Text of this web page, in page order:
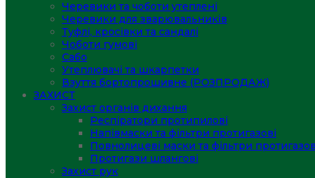
Черевики та чоботи утеплені
Черевики для зварювальників
Туфлі, кросівки та сандалі
Чоботи гумові
Сабо
Утеплювачі та шкарпетки
Взуття бортопрошивне (РОЗПРОДАЖ)
ЗАХИСТ
Захист органів дихання
Респіратори протипилові
Напівмаски та фільтри протигазові
Повнолицеві маски та фільтри
Протигази шлангові
Захист рук